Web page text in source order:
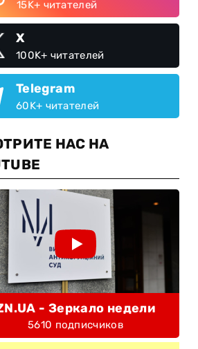
15K+ читателей
X
100K+ читателей
Telegram
60K+ читателей
НАС НА
- Зеркало недели
5610 подписчиков